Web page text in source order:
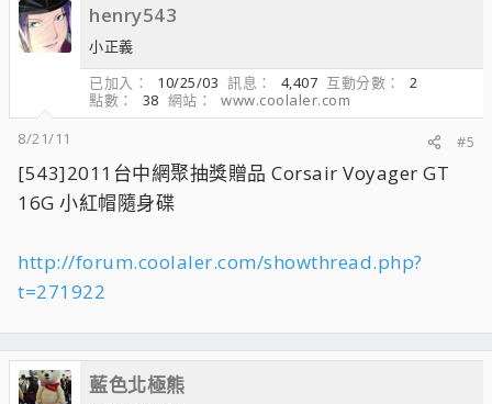
henry543
小正義
已加入
10/25/03 訊息 4,407 互動分數
2
點數
38 網站
www.coolaler.com
8/21/11
#5
[543]2011台中網聚抽獎贈品 Corsair Voyager GT
16G 小紅帽隨身碟
http://forum.coolaler.com/showthread.php?
t=271922
藍色北極熊